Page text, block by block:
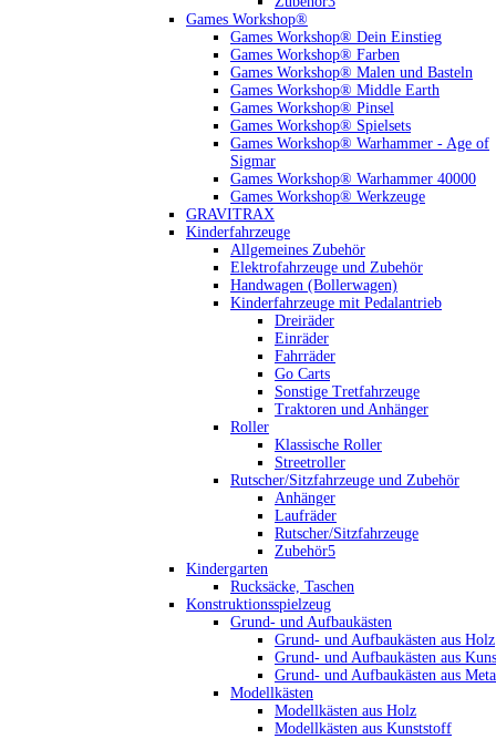
Games Workshop®
Games Workshop® Dein Einstieg
Games Workshop® Farben
Games Workshop® Malen und Basteln
Games Workshop® Middle Earth
Games Workshop® Pinsel
Games Workshop® Spielsets
Games Workshop® Warhammer - Age of
Sigmar
Games Workshop® Warhammer 40000
Games Workshop® Werkzeuge
GRAVITRAX
Kinderfahrzeuge
Allgemeines Zubehör
Elektrofahrzeuge und Zubehör
Handwagen (Bollerwagen)
Kinderfahrzeuge mit Pedalantrieb
Dreiräder
Einräder
Fahrräder
Go Carts
Sonstige Tretfahrzeuge
Traktoren und Anhänger
Roller
Klassische Roller
Streetroller
Rutscher/Sitzfahrzeuge und Zubehör
Anhänger
Laufräder
Rutscher/Sitzfahrzeuge
Zubehör5
Kindergarten
Rucksäcke, Taschen
Konstruktionsspielzeug
Grund- und Aufbaukästen
Grund- und Aufbaukästen aus Holz
Grund- und Aufbaukästen aus
Grund- und Aufbaukästen aus
Modellkästen
Modellkästen aus Holz
Modellkästen aus Kunststoff